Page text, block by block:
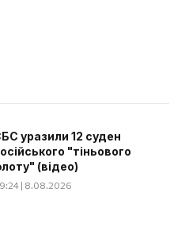
уразили 12 суден
"тіньового
(відео)
| 8.08.2026